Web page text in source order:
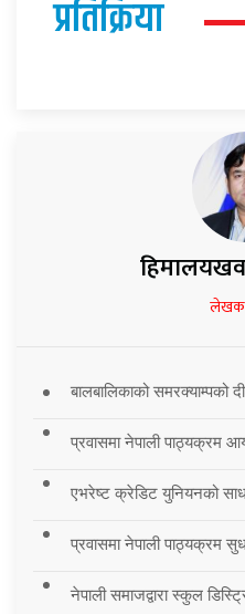
प्रतिक्रिया
बालबालिकाको समरक्याम्पको
प्रवासमा नेपाली पाठ्यक्रम
एभरेष्ट क्रेडिट युनियनको
प्रवासमा नेपाली पाठ्यक्रम
नेपाली समाजद्वारा स्कुल